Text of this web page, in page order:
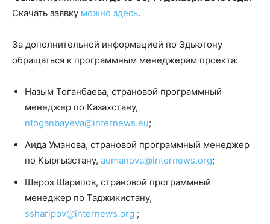
Скачать заявку можно здесь.
За дополнительной информацией по Эдьютону
обращаться к программным менеджерам проекта:
Назым Тоганбаева, страновой программный
менеджер по Казахстану,
ntoganbayeva@internews.eu;
Аида Уманова, страновой программный менеджер
по Кыргызстану, aumanova@internews.org;
Шероз Шарипов, страновой программный
менеджер по Таджикистану,
ssharipov@internews.org ;